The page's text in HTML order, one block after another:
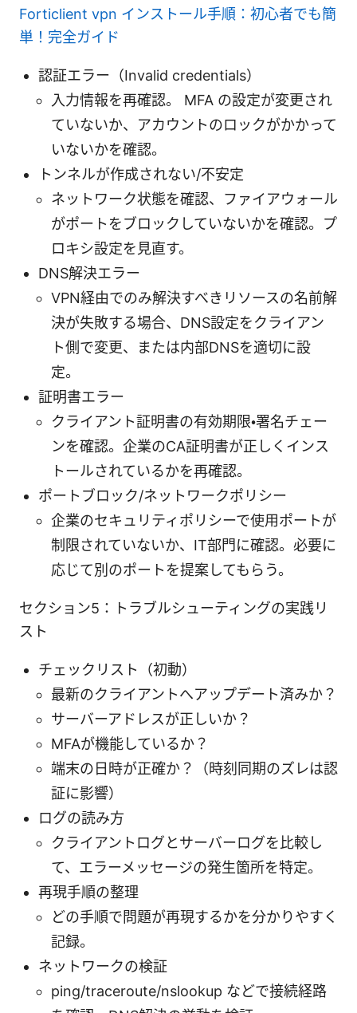
Forticlient vpn インストール手順：初心者でも簡
単！完全ガイド
認証エラー（Invalid credentials）
入力情報を再確認。 MFA の設定が変更され
ていないか、アカウントのロックがかかって
いないかを確認。
トンネルが作成されない/不安定
ネットワーク状態を確認、ファイアウォール
がポートをブロックしていないかを確認。プ
ロキシ設定を見直す。
DNS解決エラー
VPN経由でのみ解決すべきリソースの名前解
決が失敗する場合、DNS設定をクライアン
ト側で変更、または内部DNSを適切に設
定。
証明書エラー
クライアント証明書の有効期限・署名チェー
ンを確認。企業のCA証明書が正しくインス
トールされているかを再確認。
ポートブロック/ネットワークポリシー
企業のセキュリティポリシーで使用ポートが
制限されていないか、IT部門に確認。必要に
応じて別のポートを提案してもらう。
セクション5：トラブルシューティングの実践リ
スト
チェックリスト（初動）
最新のクライアントへアップデート済みか？
サーバーアドレスが正しいか？
MFAが機能しているか？
端末の日時が正確か？（時刻同期のズレは認
証に影響）
ログの読み方
クライアントログとサーバーログを比較し
て、エラーメッセージの発生箇所を特定。
再現手順の整理
どの手順で問題が再現するかを分かりやすく
記録。
ネットワークの検証
ping/traceroute/nslookup などで接続経路